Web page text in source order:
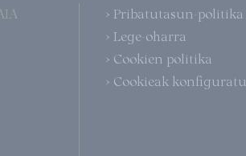
> Pribatutasun-politika
> Lege-oharra
> Cookien politika
> Cookieak konfiguratu